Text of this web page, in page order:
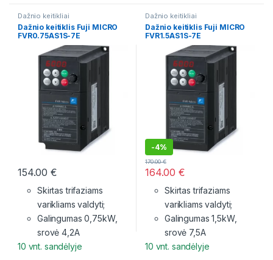
Dažnio keitikliai
Dažnio keitiklis Fuji MICRO
FVR0.75AS1S-7E
154.00€
Skirtas trifaziams
varikliams valdyti;
Galingumas 0,75kW,
srovė 4,2A
10 vnt. sandėlyje
Dažnio keitikliai
Dažnio keitiklis Fuji MICRO
FVR1.5AS1S-7E
-4%
164.00€
170.00€
Skirtas trifaziams
varikliams valdyti;
Galingumas 1,5kW,
srovė 7,5A
10 vnt. sandėlyje